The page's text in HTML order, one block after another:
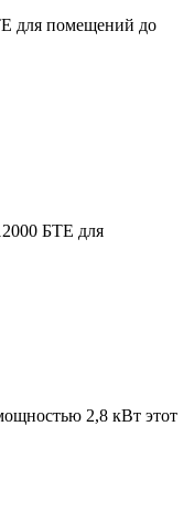
для помещений до
БТЕ для
2,8 кВт этот